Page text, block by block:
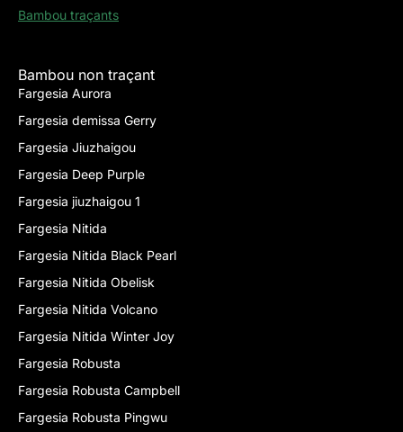
Bambou traçants
Bambou non traçant
Fargesia Aurora
Fargesia demissa Gerry
Fargesia Jiuzhaigou
Fargesia Deep Purple
Fargesia jiuzhaigou 1
Fargesia Nitida
Fargesia Nitida Black Pearl
Fargesia Nitida Obelisk
Fargesia Nitida Volcano
Fargesia Nitida Winter Joy
Fargesia Robusta
Fargesia Robusta Campbell
Fargesia Robusta Pingwu